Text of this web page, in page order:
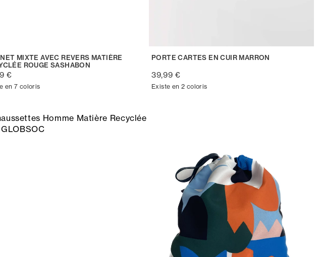
MIXTE AVEC REVERS MATIÈRE
ROUGE SASHABON
€
en 7 coloris
PORTE CARTES EN CUIR MARRON
39,99 €
Existe en 2 coloris